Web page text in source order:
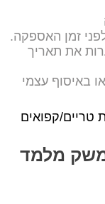
את תאריך
באיסוף עצמי
טריים/קפואים
משק מלמד